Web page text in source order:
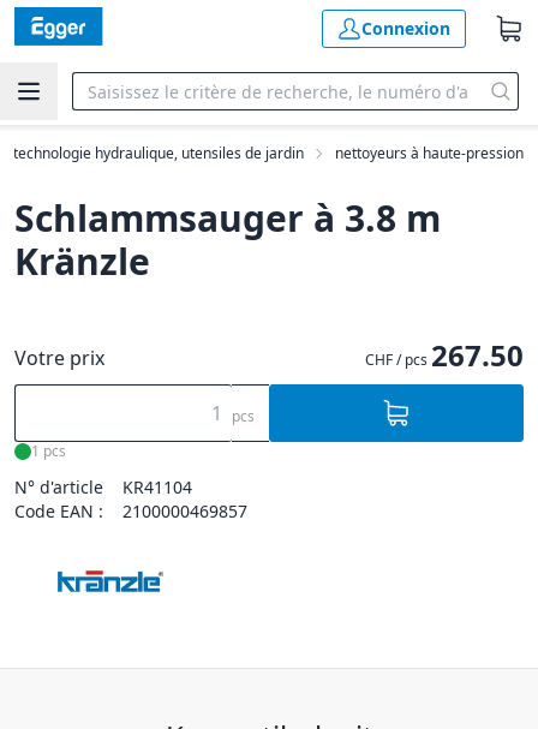
Connexion
technologie hydraulique, utensiles de jardin nettoyeurs à haute-pression
Schlammsauger à 3.8 m
Kränzle
Votre prix CHF / pcs 267.50
pcs
1 pcs
N° d'article
KR41104
Code EAN :
2100000469857